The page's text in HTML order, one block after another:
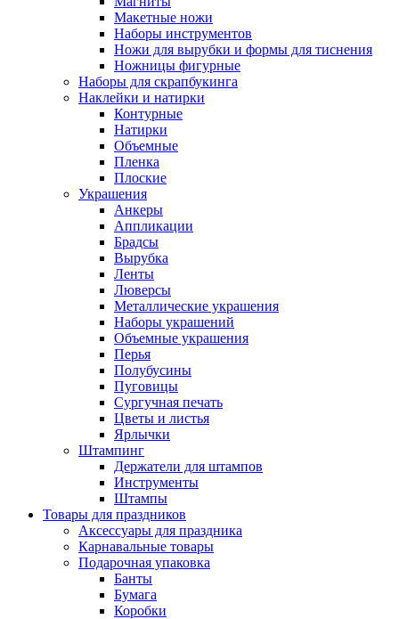
Макетные ножи
Наборы инструментов
Ножи для вырубки и формы для тиснения
Ножницы фигурные
Наборы для скрапбукинга
Наклейки и натирки
Контурные
Натирки
Объемные
Пленка
Плоские
Украшения
Анкеры
Аппликации
Брадсы
Вырубка
Ленты
Люверсы
Металлические украшения
Наборы украшений
Объемные украшения
Перья
Полубусины
Пуговицы
Сургучная печать
Цветы и листья
Ярлычки
Штампинг
Держатели для штампов
Инструменты
Штампы
Товары для праздников
Аксессуары для праздника
Карнавальные товары
Подарочная упаковка
Банты
Бумага
Коробки